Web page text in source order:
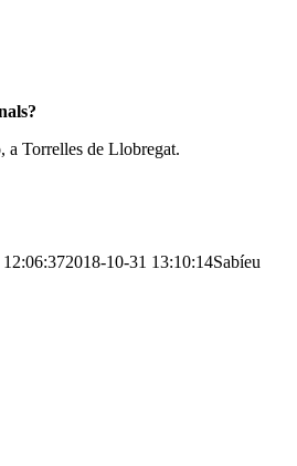
a Torrelles de Llobregat.
2018-10-31 13:10:14Sabíeu